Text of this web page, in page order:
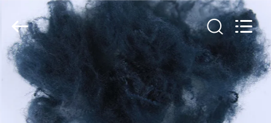
HUIS
PRODUCTEN
CO.LTD.
Reserved.